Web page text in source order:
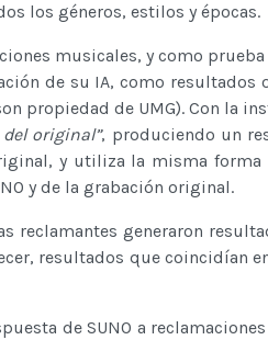
los géneros, estilos y épocas.
musicales, y como
de su IA, como resultados
propiedad de UMG). Con la
original”, produciendo un
y utiliza la misma forma
y de la grabación original.
generaron
resultados que coincidían
de SUNO a